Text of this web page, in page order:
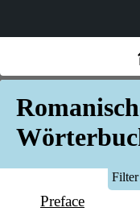
Filter
Preface